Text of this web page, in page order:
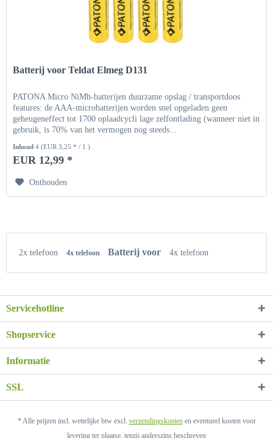
Batterij voor Teldat Elmeg D131
PATONA Micro NiMh-batterijen duurzame opslag / transportdoos
features: de AAA-microbatterijen worden snel opgeladen geen
geheugeneffect tot 1700 oplaadcycli lage zelfontlading (wanneer niet in
gebruik, is 70% van het vermogen nog steeds...
Inhoud4(EUR 3,25 * / 1 )
EUR 12,99 *
Onthouden
2x telefoon 4x telefoon Batterij voor 4x telefoon
Servicehotline
Shopservice
Informatie
SSL
* Alle prijzen incl. wettelijke btw excl. verzendingskostenen eventueel kosten voor
levering ter plaatse, tenzij anderszins beschreven